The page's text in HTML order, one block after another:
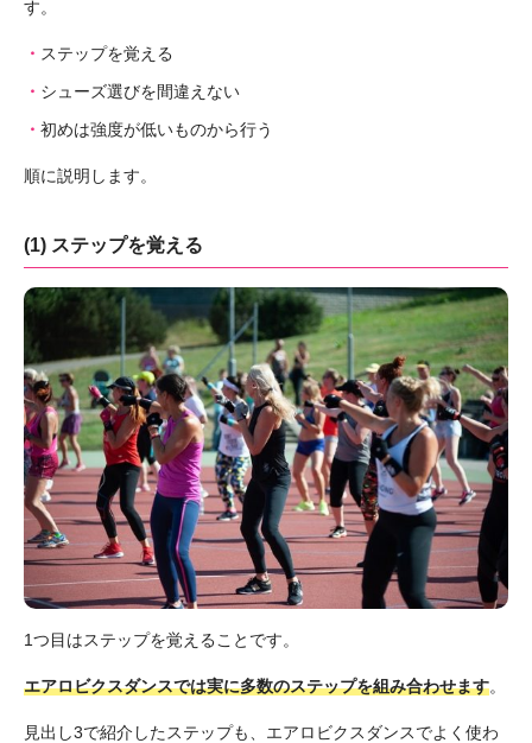
す。
ステップを覚える
シューズ選びを間違えない
初めは強度が低いものから行う
順に説明します。
(1) ステップを覚える
1つ目はステップを覚えることです。
エアロビクスダンスでは実に多数のステップを組み合わせます。
見出し3で紹介したステップも、エアロビクスダンスでよく使わ